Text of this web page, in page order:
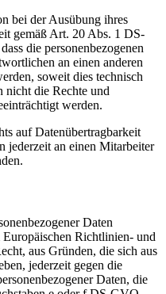
bei der Ausübung ihres
gemäß Art. 20 Abs. 1 DS-
die personenbezogenen
an einen anderen
soweit dies technisch
nicht die Rechte und
werden.
auf Datenübertragbarkeit
jederzeit an einen Mitarbeiter
Daten
Richtlinien- und
aus Gründen, die sich aus
jederzeit gegen die
Daten, die